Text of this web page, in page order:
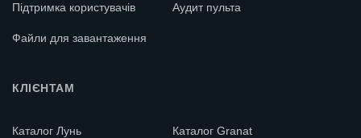
Підтримка користувачів Аудит пульта
Файли для завантаження
КЛІЄНТАМ
Каталог Лунь Каталог Granat